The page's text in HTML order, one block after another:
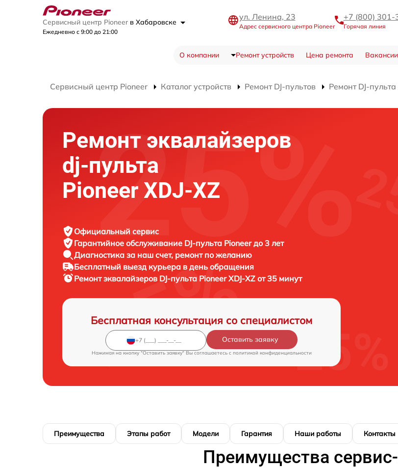
Сервисный центр Pioneer в Хабаровске
Ежедневно с 9:00 до 21:00
ул. Ленина, 23
Адрес сервисного центра Pioneer
+7 (800) 301-
Горячая линия
О компании Ремонт устройств Цена ремонта Вакансии
Сервисный центр Pioneer Каталог устройств Ремонт DJ-пультов Ремонт DJ-пульта
Ремонт эквалайзеров
dj-пульта
Pioneer XDJ-XZ
Официальный сервис
Гарантийное обслуживание DJ-пульта Pioneer до 3 лет
Диагностика за наш счет, ремонт по желанию
Бесплатный выезд курьера в день обращения
Ремонт эквалайзеров DJ-пульта Pioneer XDJ-XZ от 35 минут
Бесплатная консультация со специалистом
Оставить заявку
Нажимая на кнопку "Оставить заявку" Вы соглашаетесь c политикой конфиденциальности
Преимущества Этапы работ Модели Гарантия Наши работы Контакты
Преимущества